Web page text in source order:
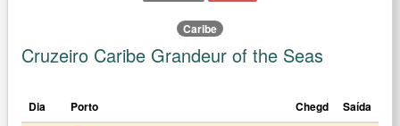
Caribe
Cruzeiro Caribe Grandeur of the Seas
Dia Porto Chegd Saída